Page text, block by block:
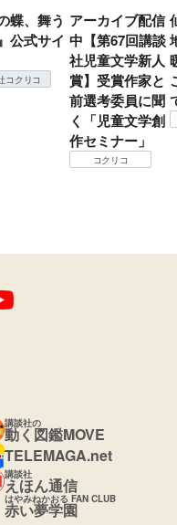
蝶、舞う
公式サイ
コクリコ
アーカイブ配信
中【第67回講談
社児童文学新人
賞】受賞作家と
前選考委員に聞
く「児童文学創
作セミナー」
コクリコ
講談社の
動く図鑑MOVE
TELEMAGA.net
講談社
えほん通信
はやみねかおる FAN CLUB
赤い夢学園